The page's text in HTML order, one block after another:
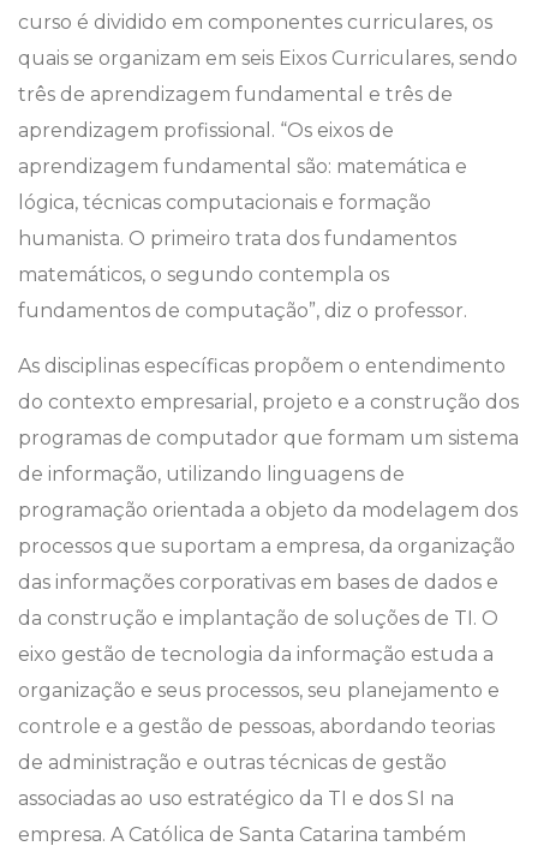
curso é dividido em componentes curriculares, os
quais se organizam em seis Eixos Curriculares, sendo
três de aprendizagem fundamental e três de
aprendizagem profissional. “Os eixos de
aprendizagem fundamental são: matemática e
lógica, técnicas computacionais e formação
humanista. O primeiro trata dos fundamentos
matemáticos, o segundo contempla os
fundamentos de computação”, diz o professor.
As disciplinas específicas propõem o entendimento
do contexto empresarial, projeto e a construção dos
programas de computador que formam um sistema
de informação, utilizando linguagens de
programação orientada a objeto da modelagem dos
processos que suportam a empresa, da organização
das informações corporativas em bases de dados e
da construção e implantação de soluções de TI. O
eixo gestão de tecnologia da informação estuda a
organização e seus processos, seu planejamento e
controle e a gestão de pessoas, abordando teorias
de administração e outras técnicas de gestão
associadas ao uso estratégico da TI e dos SI na
empresa. A Católica de Santa Catarina também